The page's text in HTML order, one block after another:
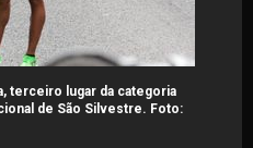
terceiro lugar da categoria
de São Silvestre. Foto: